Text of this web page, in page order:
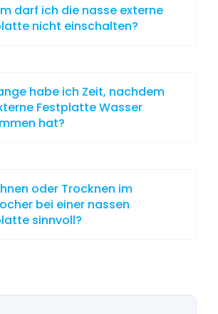
darf ich die nasse externe
nicht einschalten?
habe ich Zeit, nachdem
Festplatte Wasser
hat?
oder Trocknen im
bei einer nassen
sinnvoll?